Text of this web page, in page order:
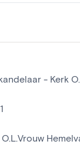
- Kerk
O.L.Vrouw